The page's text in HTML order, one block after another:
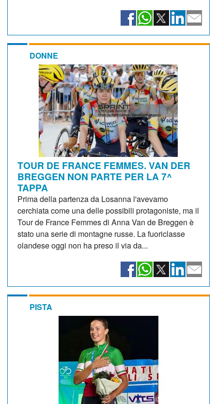
DONNE
TOUR DE FRANCE FEMMES. VAN DER
BREGGEN NON PARTE PER LA 7^
TAPPA
Prima della partenza da Losanna l'avevamo
cerchiata come una delle possibili protagoniste, ma il
Tour de France Femmes di Anna Van de Breggen è
stato una serie di montagne russe. La fuoriclasse
olandese oggi non ha preso il via da...
PISTA